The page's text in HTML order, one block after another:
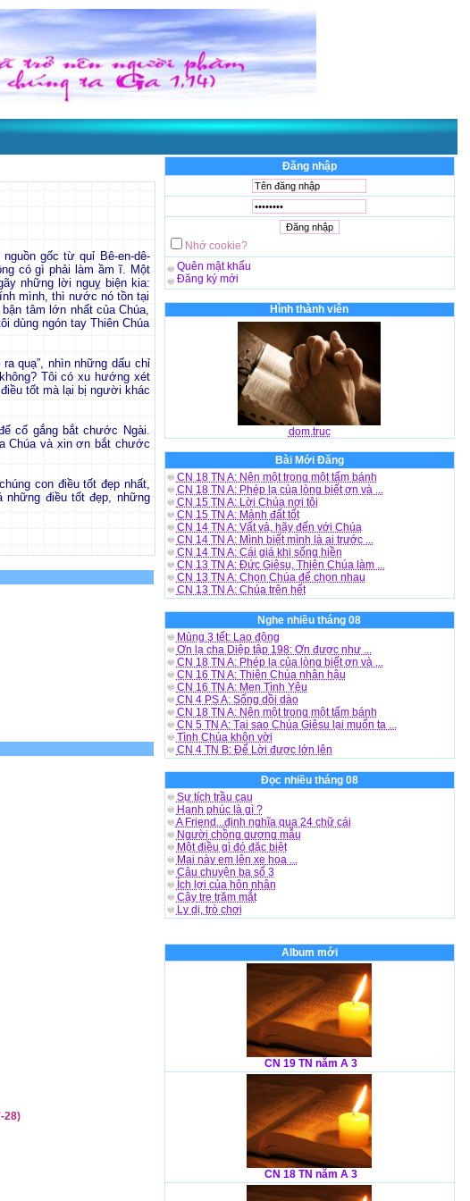
gốc từ quỉ Bê-en-dê-
có gì phải làm ầm ĩ. Một
những lời nguỵ biện kia:
mình, thì nước nó tồn tại
tâm lớn nhất của Chúa,
dùng ngón tay Thiên Chúa
quạ”, nhìn những dấu chỉ
Tôi có xu hướng xét
tốt mà lại bị người khác
cố gắng bắt chước Ngài.
Chúa và xin ơn bắt chước
con điều tốt đẹp nhất,
điều tốt đẹp, những
28)
Đăng nhập
Nhớ cookie?
Quên mật khẩu
Đăng ký mới
Hình thành viên
dom.truc
Bài Mới Đăng
CN 18 TN A: Nên một trong một tấm bánh
CN 18 TN A: Phép lạ của lòng biết ơn và ...
CN 15 TN A: Lời Chúa nơi tôi
CN 15 TN A: Mảnh đất tốt
CN 14 TN A: Vất vả, hãy đến với Chúa
CN 14 TN A: Mình biết mình là ai trước ...
CN 14 TN A: Cái giá khi sống hiền
CN 13 TN A: Đức Giêsu, Thiên Chúa làm ...
CN 13 TN A: Chọn Chúa để chọn nhau
CN 13 TN A: Chúa trên hết
Nghe nhiều tháng 08
Mùng 3 tết: Lao động
Ơn lạ cha Diệp tập 198: Ơn được như ...
CN 18 TN A: Phép lạ của lòng biết ơn và ...
CN 16 TN A: Thiên Chúa nhân hậu
CN 16 TN A: Men Tình Yêu
CN 4 PS A: Sống dồi dào
CN 18 TN A: Nên một trong một tấm bánh
CN 5 TN A: Tại sao Chúa Giêsu lại muốn ta ...
Tình Chúa khôn vời
CN 4 TN B: Để Lời được lớn lên
Đọc nhiều tháng 08
Sự tích trầu cau
Hạnh phúc là gì ?
A Friend...định nghĩa qua 24 chữ cái
Người chồng gương mẫu
Một điều gì đó đặc biệt
Mai này em lên xe hoa ...
Câu chuyện ba số 3
Ích lợi của hôn nhân
Cây tre trăm mắt
Ly dị, trò chơi
Album mới
CN 19 TN năm A 3
CN 18 TN năm A 3